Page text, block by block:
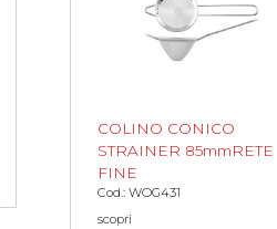
COLINO CONICO
STRAINER 85mmRETE
FINE
Cod.: WOG431
scopri